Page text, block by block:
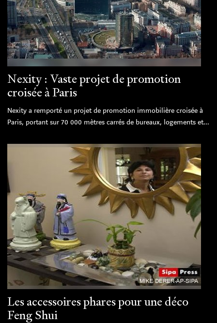
Nexity : Vaste projet de promotion
croisée à Paris
Nexity a remporté un projet de promotion immobilière croisée à
Paris, portant sur 70 000 mètres carrés de bureaux, logements et...
Les accessoires phares pour une déco
Feng Shui